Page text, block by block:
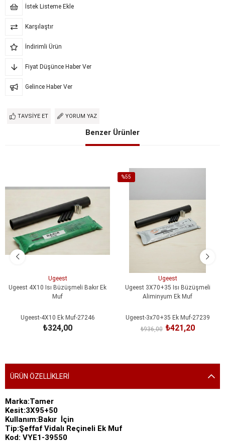
İstek Listeme Ekle
Karşılaştır
İndirimli Ürün
Fiyat Düşünce Haber Ver
Gelince Haber Ver
TAVSIYE ET YORUM YAZ
Benzer Ürünler
Ugeest
Ugeest 4X10 Isı Büzüşmeli Bakır Ek
Muf
Ugeest-4X10 Ek Muf-27246
₺324,00
%55
Ugeest
Ugeest 3X70+35 Isı Büzüşmeli
Aliminyum Ek Muf
Ugeest-3x70+35 Ek Muf-27239
₺421,20
₺936,00
ÜRÜN ÖZELLIKLERI
Marka:Tamer
Kesit:3X95+50
Kullanım:Bakır İçin
Tip:Şeffaf Vidalı Reçineli Ek Muf
Kod: VYE1-39550